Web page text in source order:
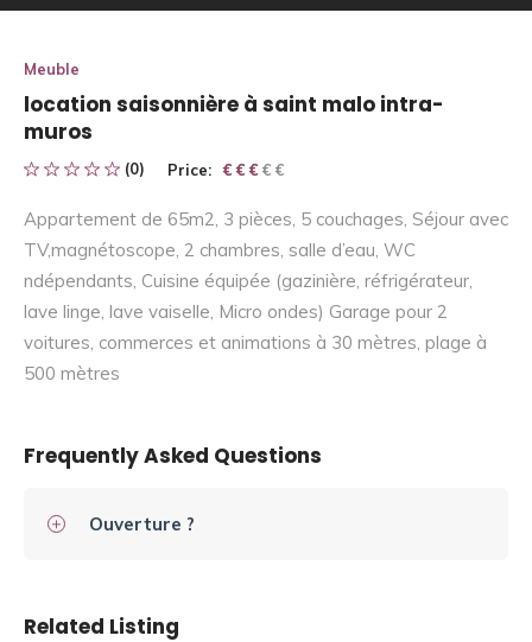
Meuble
location saisonnière à saint malo intra-
muros
(0) Price: € € € € €
€ € €
Appartement de 65m2, 3 pièces, 5 couchages, Séjour avec
TV,magnétoscope, 2 chambres, salle d’eau, WC
ndépendants, Cuisine équipée (gazinière, réfrigérateur,
lave linge, lave vaiselle, Micro ondes) Garage pour 2
voitures, commerces et animations à 30 mètres, plage à
500 mètres
Frequently Asked Questions
Ouverture ?
Related Listing